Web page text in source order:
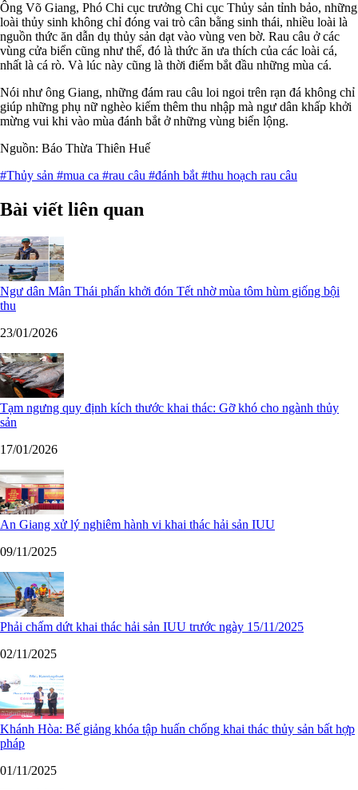
Ông Võ Giang, Phó Chi cục trưởng Chi cục Thủy sản tỉnh bảo, những
loài thủy sinh không chỉ đóng vai trò cân bằng sinh thái, nhiều loài là
nguồn thức ăn dẫn dụ thủy sản dạt vào vùng ven bờ. Rau câu ở các
vùng cửa biển cũng như thế, đó là thức ăn ưa thích của các loài cá,
nhất là cá rò. Và lúc này cũng là thời điểm bắt đầu những mùa cá.
Nói như ông Giang, những đám rau câu loi ngoi trên rạn đá không chỉ
giúp những phụ nữ nghèo kiếm thêm thu nhập mà ngư dân khấp khởi
mừng vui khi vào mùa đánh bắt ở những vùng biển lộng.
Nguồn: Báo Thừa Thiên Huế
#Thủy sản #mua ca #rau câu #đánh bắt#thu hoạch rau câu
Bài viết liên quan
Ngư dân Mân Thái phấn khởi đón Tết nhờ mùa tôm hùm giống bội
thu
23/01/2026
Tạm ngưng quy định kích thước khai thác: Gỡ khó cho ngành thủy
sản
17/01/2026
An Giang xử lý nghiêm hành vi khai thác hải sản IUU
09/11/2025
Phải chấm dứt khai thác hải sản IUU trước ngày 15/11/2025
02/11/2025
Khánh Hòa: Bế giảng khóa tập huấn chống khai thác thủy sản bất hợp
pháp
01/11/2025